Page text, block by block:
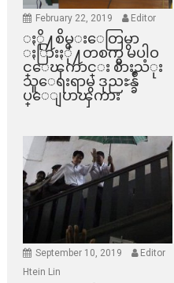
February 22, 2019 Editor
ႏို႔စိမ္းေတြမွာ
ႏြားႏို႔တစက္မွ မပါဝ
င္ေၾကာင္း စားသံုး
သူေရးရာမွ ဒုညႊန္ခ်ဳ
ပ္ေျပာၾကား
September 10, 2019
Editor
Htein Lin